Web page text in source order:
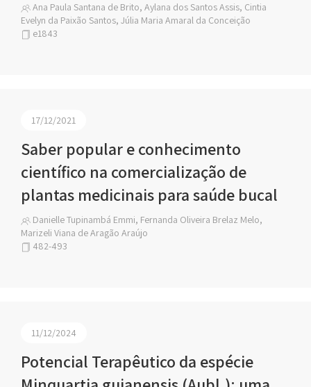
Ana Paula Santana de Brito, Aylana dos Santos Assis, Cintia
Evelyn da Paixão Santos, Júlia Maria Amaral da Conceição
e1843
17/12/2021
Saber popular e conhecimento
científico na comercialização de
plantas medicinais para saúde bucal
Danielle Tupinambá Emmi, Fernanda Oliveira Brelaz Melo,
Marizeli Viana de Aragão Araújo
482-493
11/12/2024
Potencial Terapêutico da espécie